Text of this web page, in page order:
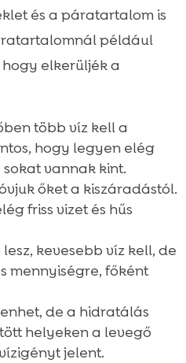
és a páratartalom is
például
elkerüljék a
több víz kell a
hogy legyen elég
sokat vannak kint.
őket a kiszáradástól.
friss vizet és hűs
kevesebb víz kell, de
mennyiségre, főként
de a hidratálás
helyeken a levegő
jelent.